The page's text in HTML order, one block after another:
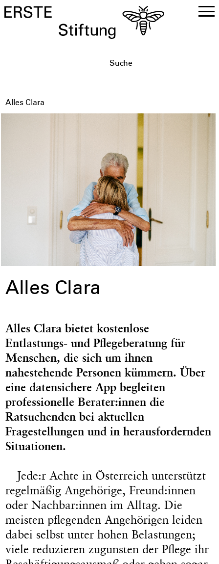
Alles Clara
Alles Clara
Alles Clara bietet kostenlose
Entlastungs- und Pflegeberatung für
Menschen, die sich um ihnen
nahestehende Personen kümmern. Über
eine datensichere App begleiten
professionelle Berater:innen die
Ratsuchenden bei aktuellen
Fragestellungen und in herausfordernden
Situationen.
Jede:r Achte in Österreich unterstützt
regelmäßig Angehörige, Freund:innen
oder Nachbar:innen im Alltag. Die
meisten pflegenden Angehörigen leiden
dabei selbst unter hohen Belastungen;
viele reduzieren zugunsten der Pflege ihr